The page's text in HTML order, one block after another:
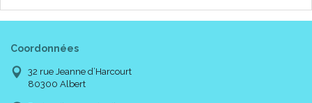
Coordonnées
32 rue Jeanne d’Harcourt
80300 Albert